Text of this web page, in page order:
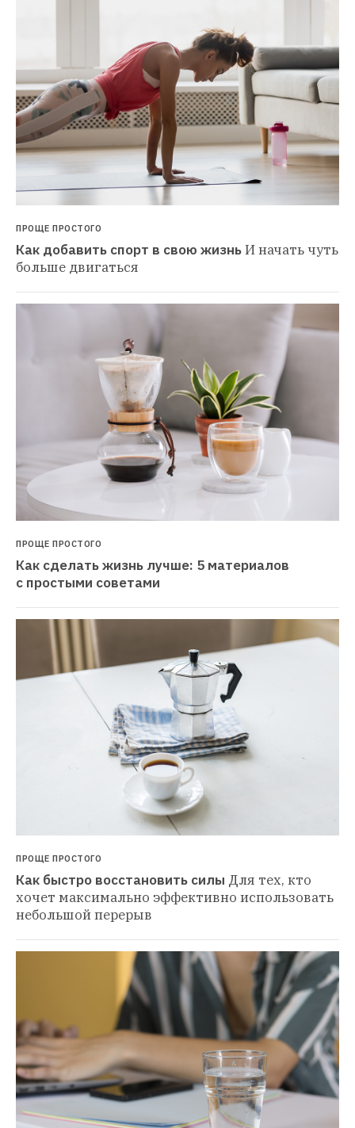
ПРОЩЕ ПРОСТОГО
Как добавить спорт в свою жизньИ начать чуть
больше двигаться
ПРОЩЕ ПРОСТОГО
Как сделать жизнь лучше: 5 материалов
с простыми советами
ПРОЩЕ ПРОСТОГО
Как быстро восстановить силы Для тех, кто
хочет максимально эффективно использовать
небольшой перерыв